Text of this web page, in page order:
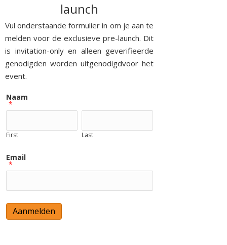
launch
Vul onderstaande formulier in om je aan te
melden voor de exclusieve pre-launch. Dit
is invitation-only en alleen geverifieerde
genodigden worden uitgenodigdvoor het
event.
Naam
*
First Last
Email
*
Aanmelden